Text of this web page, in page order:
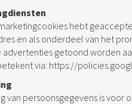
hebt
en als onderdeel van het
getoond worden
via: https://
van persoonsgegevens is voor